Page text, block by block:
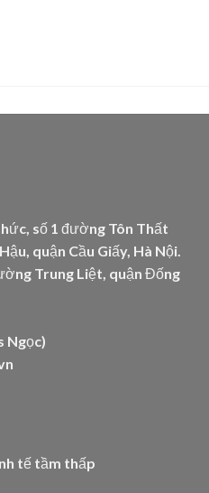
số 1 đường Tôn Thất
quận Cầu Giấy, Hà Nội.
Trung Liệt, quận Đống
Ngọc)
tế tầm thấp